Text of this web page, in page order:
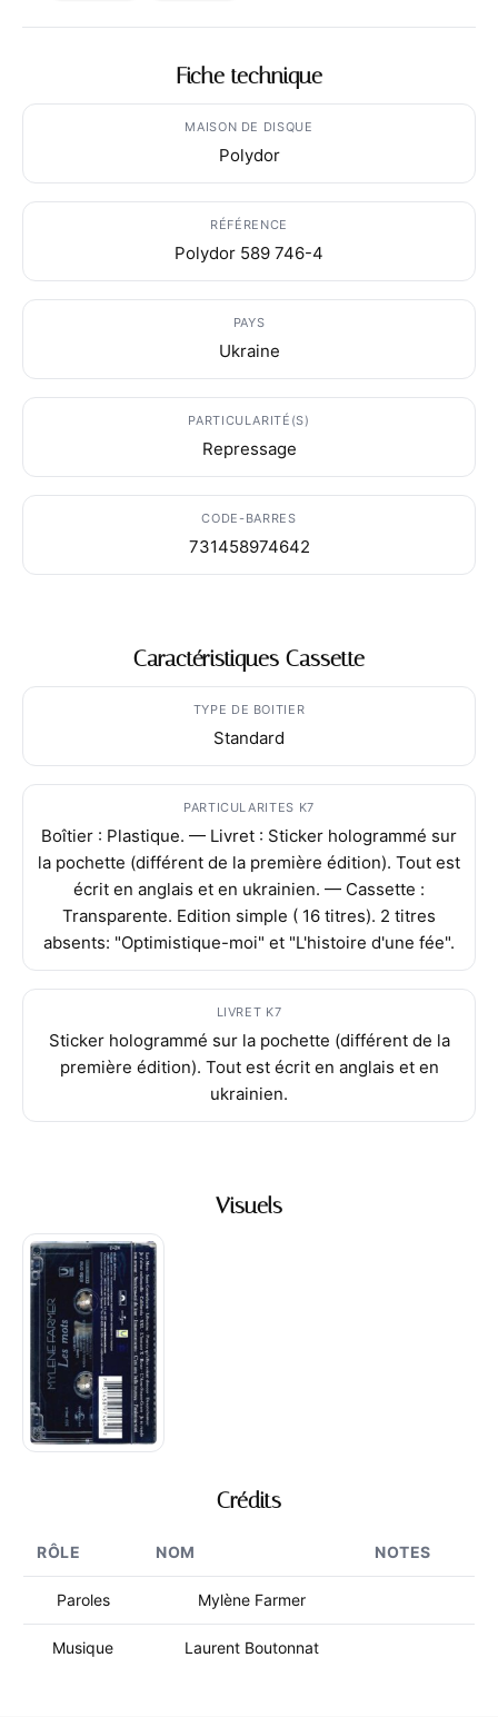
Fiche technique
MAISON DE DISQUE
Polydor
RÉFÉRENCE
Polydor 589 746-4
PAYS
Ukraine
PARTICULARITÉ(S)
Repressage
CODE-BARRES
731458974642
Caractéristiques Cassette
TYPE DE BOITIER
Standard
PARTICULARITES K7
Boîtier : Plastique. — Livret : Sticker hologrammé sur
la pochette (différent de la première édition). Tout est
écrit en anglais et en ukrainien. — Cassette :
Transparente. Edition simple ( 16 titres). 2 titres
absents: "Optimistique-moi" et "L'histoire d'une fée".
LIVRET K7
Sticker hologrammé sur la pochette (différent de la
première édition). Tout est écrit en anglais et en
ukrainien.
Visuels
Crédits
RÔLE NOM NOTES
Paroles Mylène Farmer
Musique Laurent Boutonnat